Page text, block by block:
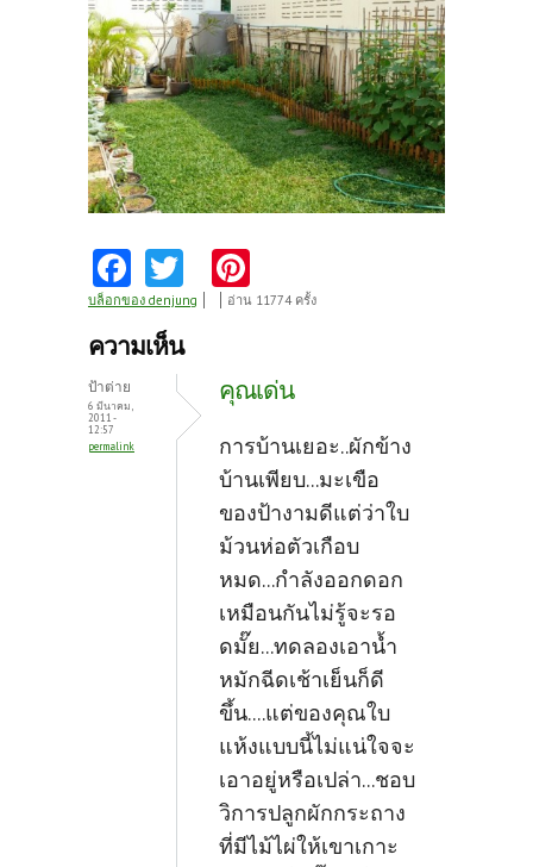
Fa
ce
b
o
k
w
itt
nt
es
t
บล็อกของ denjung อ่าน 11774 ครั้ง
ความเห็น
ป้าต่าย
6 มีนาคม,
2011 -
12:57
permalink
คุณเด่น
การบ้านเยอะ..ผักข้าง
บ้านเพียบ...มะเขือ
ของป้างามดีแต่ว่าใบ
ม้วนห่อตัวเกือบ
หมด...กำลังออกดอก
เหมือนกันไม่รู้จะรอ
ดมั๊ย...ทดลองเอาน้ำ
หมักฉีดเช้าเย็นก็ดี
ขึ้น....แต่ของคุณใบ
แห้งแบบนี้ไม่แน่ใจจะ
เอาอยู่หรือเปล่า...ชอบ
วิการปลูกผักกระถาง
ที่มีไม้ไผ่ให้เขาเกาะ